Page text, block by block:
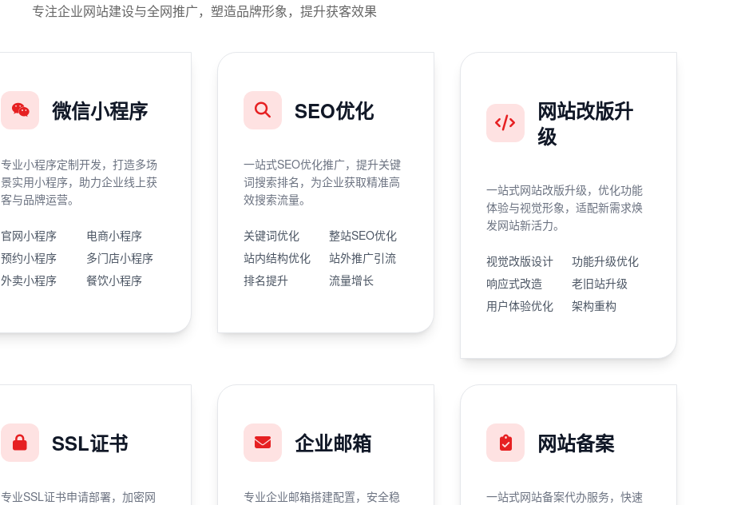
专注企业网站建设与全网推广，塑造品牌形象，提升获客效果
微信小程序
专业小程序定制开发，打造多场
景实用小程序，助力企业线上获
客与品牌运营。
官网小程序
电商小程序
预约小程序
多门店小程序
外卖小程序
餐饮小程序
SEO优化
一站式SEO优化推广，提升关键
词搜索排名，为企业获取精准高
效搜索流量。
关键词优化
整站SEO优化
站内结构优化
站外推广引流
排名提升
流量增长
网站改版升
级
一站式网站改版升级，优化功能
体验与视觉形象，适配新需求焕
发网站新活力。
视觉改版设计
功能升级优化
响应式改造
老旧站升级
用户体验优化
架构重构
SSL证书
专业SSL证书申请部署，加密网
企业邮箱
专业企业邮箱搭建配置，安全稳
网站备案
一站式网站备案代办服务，快速